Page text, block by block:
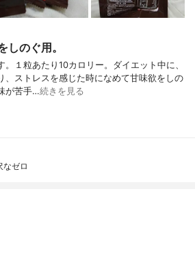
しのぐ用。
１粒あたり10カロリー。ダイエット中に、
、ストレスを感じた時になめて甘味欲をしの
が苦手…続きを見る
なゼロ